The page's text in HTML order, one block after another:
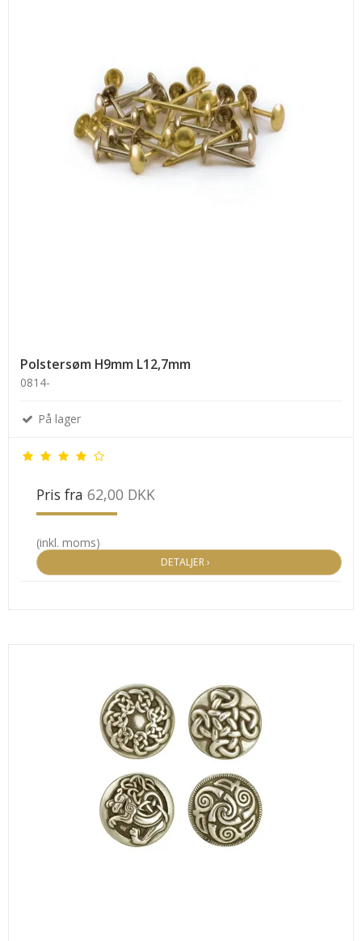
Polstersøm H9mm L12,7mm
0814-
På lager
Pris fra 62,00 DKK
(inkl. moms)
DETALJER ›